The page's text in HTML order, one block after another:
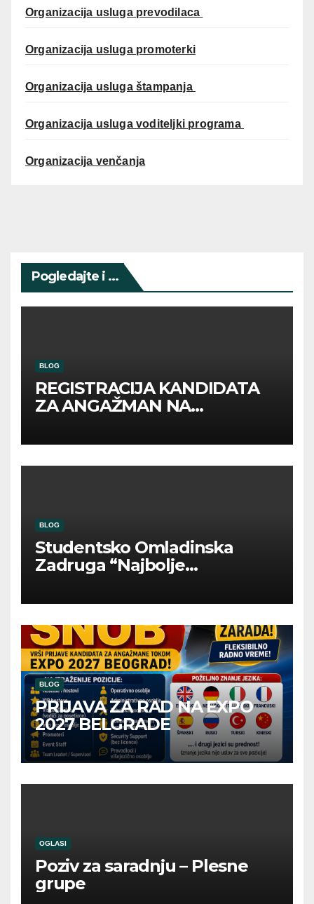
Organizacija usluga prevodilaca
Organizacija usluga promoterki
Organizacija usluga štampanja
Organizacija usluga voditeljki programa
Organizacija venčanja
Pogledajte i ...
BLOG
REGISTRACIJA KANDIDATA
ZA ANGAŽMAN NA
BLOG
Studentsko Omladinska
Zadruga “Najbolje
BLOG
PRIJAVA ZA RAD NA EXPO
2027 BELGRADE
OGLASI
Poziv za saradnju – Plesne
grupe